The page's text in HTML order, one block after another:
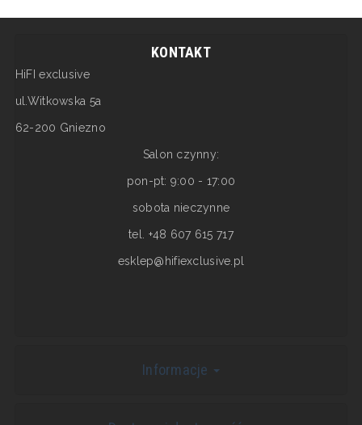
KONTAKT
HiFI exclusive
ul.Witkowska 5a
62-200 Gniezno
Salon czynny:
pon-pt: 9:00 - 17:00
sobota nieczynne
tel. +48 607 615 717
esklep@hifiexclusive.pl
Informacje